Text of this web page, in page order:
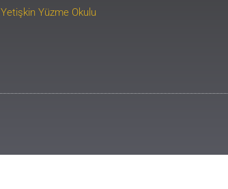
Yetişkin Yüzme Okulu